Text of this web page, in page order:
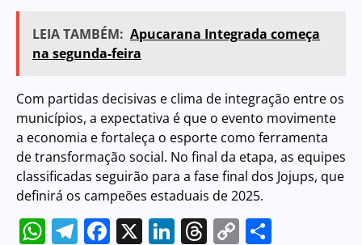
LEIA TAMBÉM: Apucarana Integrada começa
na segunda-feira
Com partidas decisivas e clima de integração entre os
municípios, a expectativa é que o evento movimente
a economia e fortaleça o esporte como ferramenta
de transformação social. No final da etapa, as equipes
classificadas seguirão para a fase final dos Jojups, que
definirá os campeões estaduais de 2025.
WhatsApp
Telegram
Facebook
X LinkedIn
Threads
Copy